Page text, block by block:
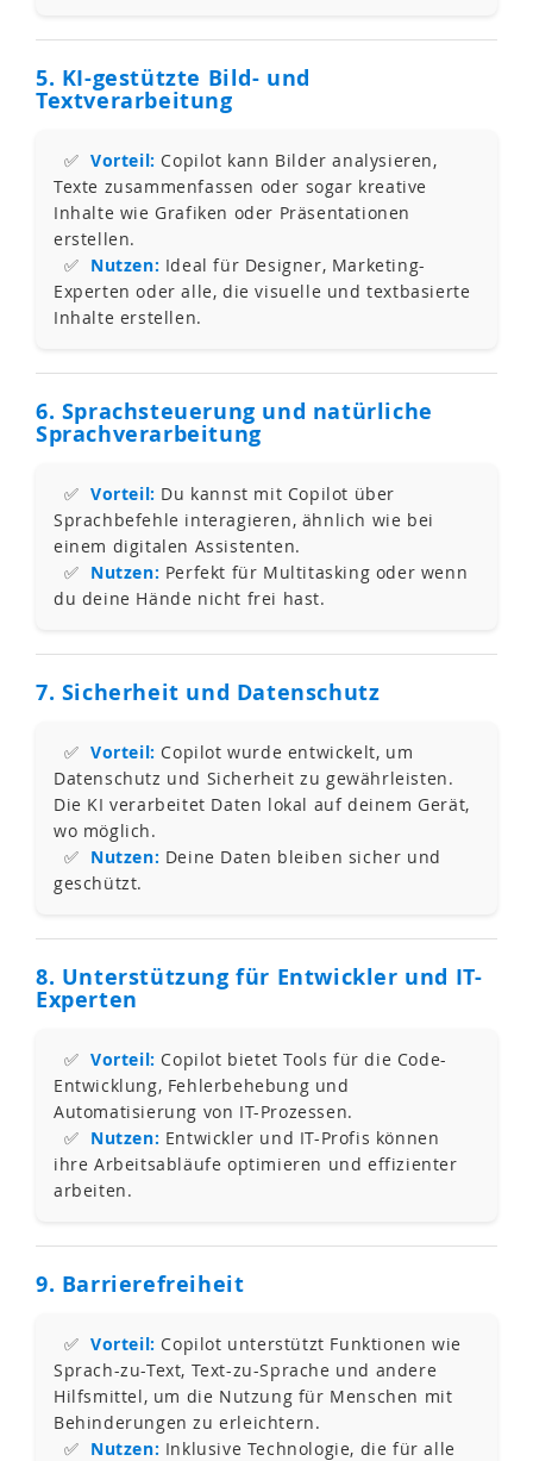
5. KI-gestützte Bild- und
Textverarbeitung
✅ Vorteil: Copilot kann Bilder analysieren,
Texte zusammenfassen oder sogar kreative
Inhalte wie Grafiken oder Präsentationen
erstellen.
✅ Nutzen: Ideal für Designer, Marketing-
Experten oder alle, die visuelle und textbasierte
Inhalte erstellen.
6. Sprachsteuerung und natürliche
Sprachverarbeitung
✅ Vorteil: Du kannst mit Copilot über
Sprachbefehle interagieren, ähnlich wie bei
einem digitalen Assistenten.
✅ Nutzen: Perfekt für Multitasking oder wenn
du deine Hände nicht frei hast.
7. Sicherheit und Datenschutz
✅ Vorteil: Copilot wurde entwickelt, um
Datenschutz und Sicherheit zu gewährleisten.
Die KI verarbeitet Daten lokal auf deinem Gerät,
wo möglich.
✅ Nutzen: Deine Daten bleiben sicher und
geschützt.
8. Unterstützung für Entwickler und IT-
Experten
✅ Vorteil: Copilot bietet Tools für die Code-
Entwicklung, Fehlerbehebung und
Automatisierung von IT-Prozessen.
✅ Nutzen: Entwickler und IT-Profis können
ihre Arbeitsabläufe optimieren und effizienter
arbeiten.
9. Barrierefreiheit
✅ Vorteil: Copilot unterstützt Funktionen wie
Sprach-zu-Text, Text-zu-Sprache und andere
Hilfsmittel, um die Nutzung für Menschen mit
Behinderungen zu erleichtern.
✅ Nutzen: Inklusive Technologie, die für alle